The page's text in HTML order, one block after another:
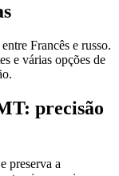
Francês e russo.
e várias opções de
precisão
preserva a